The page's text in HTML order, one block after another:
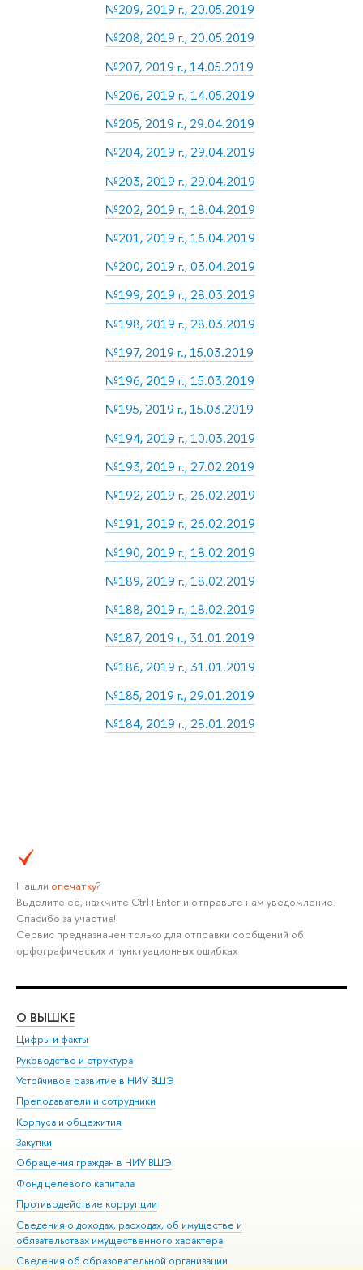
№209, 2019 г., 20.05.2019
№208, 2019 г., 20.05.2019
№207, 2019 г., 14.05.2019
№206, 2019 г., 14.05.2019
№205, 2019 г., 29.04.2019
№204, 2019 г., 29.04.2019
№203, 2019 г., 29.04.2019
№202, 2019 г., 18.04.2019
№201, 2019 г., 16.04.2019
№200, 2019 г., 03.04.2019
№199, 2019 г., 28.03.2019
№198, 2019 г., 28.03.2019
№197, 2019 г., 15.03.2019
№196, 2019 г., 15.03.2019
№195, 2019 г., 15.03.2019
№194, 2019 г., 10.03.2019
№193, 2019 г., 27.02.2019
№192, 2019 г., 26.02.2019
№191, 2019 г., 26.02.2019
№190, 2019 г., 18.02.2019
№189, 2019 г., 18.02.2019
№188, 2019 г., 18.02.2019
№187, 2019 г., 31.01.2019
№186, 2019 г., 31.01.2019
№185, 2019 г., 29.01.2019
№184, 2019 г., 28.01.2019
Нашли опечатку?
Выделите её, нажмите Ctrl+Enter и отправьте нам уведомление.
Спасибо за участие!
Сервис предназначен только для отправки сообщений об
орфографических и пунктуационных ошибках.
О ВЫШКЕ
Цифры и факты
Руководство и структура
Устойчивое развитие в НИУ ВШЭ
Преподаватели и сотрудники
Корпуса и общежития
Закупки
Обращения граждан в НИУ ВШЭ
Фонд целевого капитала
Противодействие коррупции
Сведения о доходах, расходах, об имуществе и
обязательствах имущественного характера
Сведения об образовательной организации